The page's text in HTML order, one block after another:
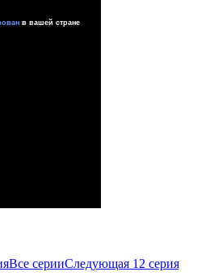
Все серииСледующая 12 серия